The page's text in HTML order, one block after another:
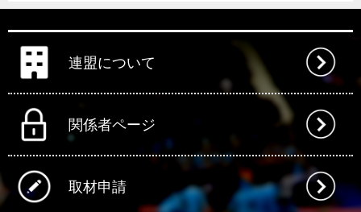
連盟について
関係者ページ
取材申請